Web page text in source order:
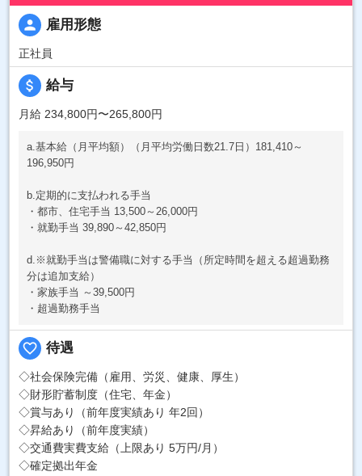
person 雇用形態
正社員
attach_money 給与
月給 234,800円〜265,800円
a.基本給（月平均額）（月平均労働日数21.7日）181,410～
196,950円
b.定期的に支払われる手当
・都市、住宅手当 13,500～26,000円
・就勤手当 39,890～42,850円
d.※就勤手当は警備職に対する手当（所定時間を超える超過勤務
分は追加支給）
・家族手当 ～39,500円
・超過勤務手当
favorite_border 待遇
◇社会保険完備（雇用、労災、健康、厚生）
◇財形貯蓄制度（住宅、年金）
◇賞与あり（前年度実績あり 年2回）
◇昇給あり（前年度実績）
◇交通費実費支給（上限あり 5万円/月）
◇確定拠出年金